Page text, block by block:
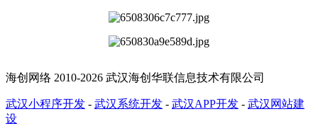
海创网络 2010-2026 武汉海创华联信息技术有限公司
武汉小程序开发 - 武汉系统开发 - 武汉APP开发 - 武汉网站建
设